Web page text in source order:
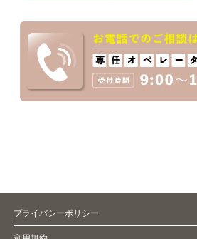
プライバシーポリシー